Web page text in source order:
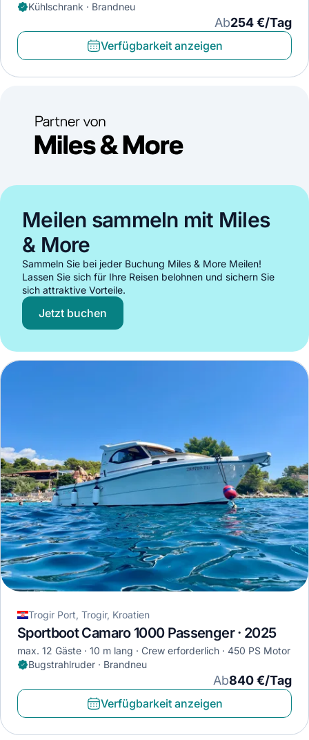
Kühlschrank · Brandneu
Ab254 €/Tag
Verfügbarkeit anzeigen
Meilen sammeln mit Miles
& More
Sammeln Sie bei jeder Buchung Miles & More Meilen!
Lassen Sie sich für Ihre Reisen belohnen und sichern Sie
sich attraktive Vorteile.
Jetzt buchen
Trogir Port, Trogir, Kroatien
Sportboot Camaro 1000 Passenger · 2025
max. 12 Gäste 10 m lang Crew erforderlich
450 PS Motor
Bugstrahlruder · Brandneu
Ab840 €/Tag
Verfügbarkeit anzeigen